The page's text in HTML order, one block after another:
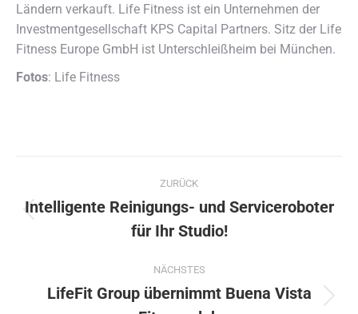
Ländern verkauft. Life Fitness ist ein Unternehmen der
Investmentgesellschaft KPS Capital Partners. Sitz der Life
Fitness Europe GmbH ist Unterschleißheim bei München.
Fotos: Life Fitness
Kommentarnavigation
ZURÜCK
Vorheriger
Beitrag:
Intelligente Reinigungs- und Serviceroboter
für Ihr Studio!
NÄCHSTES
LifeFit Group übernimmt Buena Vista